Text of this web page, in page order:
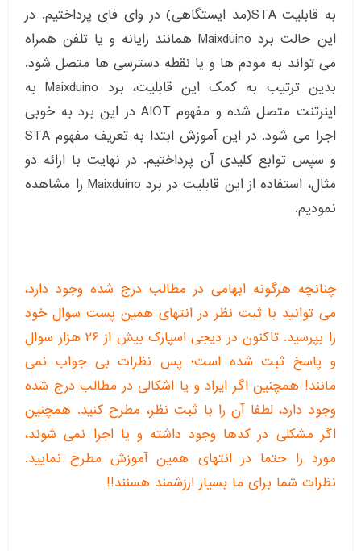
به قابلیت STA(مد ایستگاهی) در وای فای پرداختیم. در
این حالت برد Maixduino همانند رایانه و یا تلفن همراه
می تواند به مودم ها و یا نقطه دسترسی ها متصل شود.
بدین ترتیب به کمک این قابلیت، برد Maixduino به
اینرتنت متصل شده و مفهوم AIOT در این برد به خوبی
اجرا می شود. در این آموزش ابتدا به تعریف مفهوم STA
و سپس توابع کلیدی آن پرداختیم. در نهایت با ارائه دو
مثال، استفاده از این قابلیت در برد Maixduino را مشاهده
نمودیم.
چنانچه هرگونه ابهامی در مطالب درج شده وجود دارد،
می توانید با ثبت نظر در انتهای همین پست سوال خود
را بپرسید. تاکنون در دیجی اسپارک بیش از ۲۶ هزار سوال
و پاسخ ثبت شده است؛ پس نظرات بی جواب نمی
مانند! همچنین اگر ایراد و یا اشکالی در مطالب درج شده
وجود دارد، لطفا آن را با ثبت نظر، مطرح کنید. همچنین
اگر مشکلی در کدها وجود داشته و یا اجرا نمی شوند،
مورد را حتما در انتهای همین آموزش مطرح نمایید.
نظرات شما برای ما بسیار ارزشمند هسنند!!